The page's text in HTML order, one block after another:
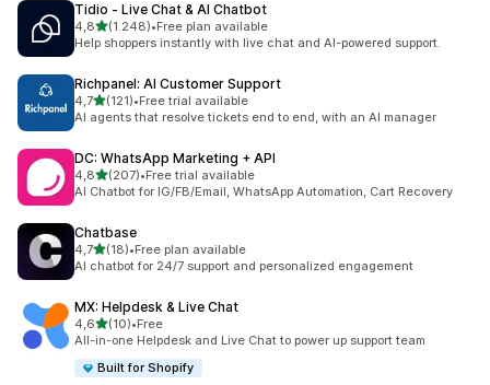
Tidio ‑ Live Chat & AI Chatbot
4,85 yıldız üzerinden
(1.248)
toplam 1248 değerlendirme
•Free plan available
Help shoppers instantly with live chat and AI-powered support.
Richpanel: AI Customer Support
4,75 yıldız üzerinden
(121)
toplam 121 değerlendirme
•Free trial available
AI agents that resolve tickets end to end, with an AI manager
DC: WhatsApp Marketing + API
4,85 yıldız üzerinden
(207)
toplam 207 değerlendirme
•Free trial available
AI Chatbot for IG/FB/Email, WhatsApp Automation, Cart Recovery
Chatbase
4,75 yıldız üzerinden
(18)
toplam 18 değerlendirme
•Free plan available
AI chatbot for 24/7 support and personalized engagement
MX: Helpdesk & Live Chat
4,65 yıldız üzerinden
(10)
toplam 10 değerlendirme
•Free
All-in-one Helpdesk and Live Chat to power up support team
Built for Shopify